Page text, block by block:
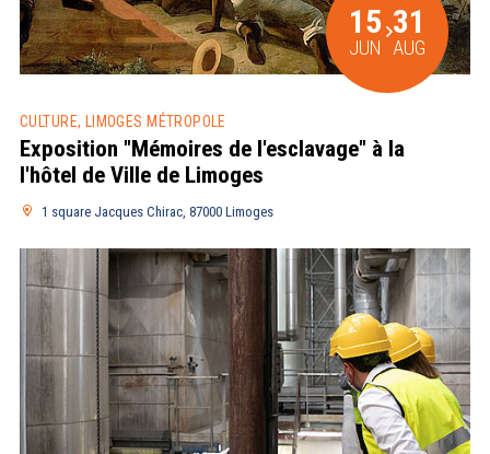
15
JUN
31
AUG
CULTURE, LIMOGES MÉTROPOLE
Exposition "Mémoires de l'esclavage" à la
l'hôtel de Ville de Limoges
1 square Jacques Chirac, 87000 Limoges